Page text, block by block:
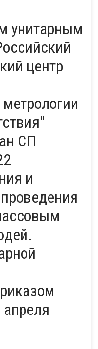
унитарным
центр
СП
и